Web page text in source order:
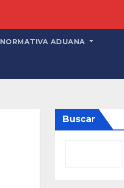
NORMATIVA ADUANA
Buscar